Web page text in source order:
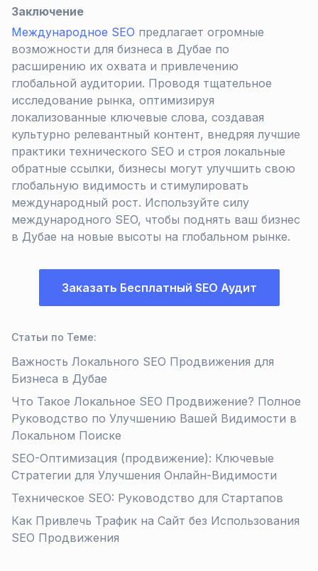
Заключение
Международное SEO предлагает огромные
возможности для бизнеса в Дубае по
расширению их охвата и привлечению
глобальной аудитории. Проводя тщательное
исследование рынка, оптимизируя
локализованные ключевые слова, создавая
культурно релевантный контент, внедряя лучшие
практики технического SEO и строя локальные
обратные ссылки, бизнесы могут улучшить свою
глобальную видимость и стимулировать
международный рост. Используйте силу
международного SEO, чтобы поднять ваш бизнес
в Дубае на новые высоты на глобальном рынке.
Заказать Бесплатный SEO Аудит
Статьи по Теме:
Важность Локального SEO Продвижения для
Бизнеса в Дубае
Что Такое Локальное SEO Продвижение? Полное
Руководство по Улучшению Вашей Видимости в
Локальном Поиске
SEO-Оптимизация (продвижение): Ключевые
Стратегии для Улучшения Онлайн-Видимости
Техническое SEO: Руководство для Стартапов
Как Привлечь Трафик на Сайт без Использования
SEO Продвижения